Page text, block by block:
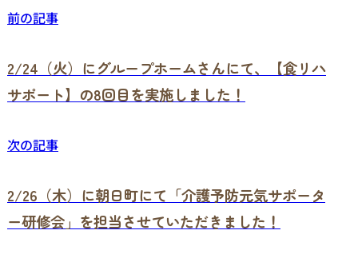
前の記事
2/24（火）にグループホームさんにて、【食リハ
サポート】の8回目を実施しました！
次の記事
2/26（木）に朝日町にて「介護予防元気サポータ
ー研修会」を担当させていただきました！